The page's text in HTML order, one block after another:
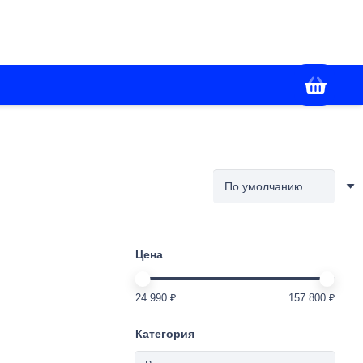
Цена
24 990 ₽ 157 800 ₽
Категория